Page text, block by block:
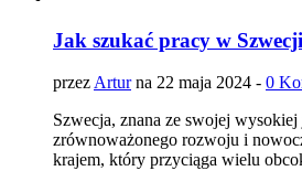
Jak szukać pracy w
przezArturna 22 maja 2024 - 0
Szwecja, znana ze swojej
zrównoważonego rozwoju i
krajem, który przyciąga wielu